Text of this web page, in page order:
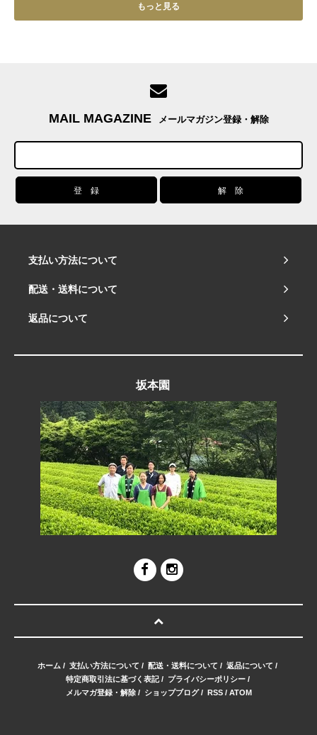
もっと見る
MAIL MAGAZINE メールマガジン登録・解除
支払い方法について
配送・送料について
返品について
坂本園
ホーム / 支払い方法について / 配送・送料について / 返品について /
特定商取引法に基づく表記/ プライバシーポリシー/
メルマガ登録・解除/ ショップブログ/ RSS/ ATOM